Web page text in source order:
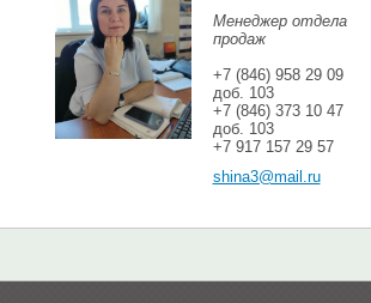
Менеджер отдела
продаж
+7 (846) 958 29 09
доб. 103
+7 (846) 373 10 47
доб. 103
+7 917 157 29 57
shina3@mail.ru